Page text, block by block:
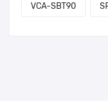
VCA-SBT90